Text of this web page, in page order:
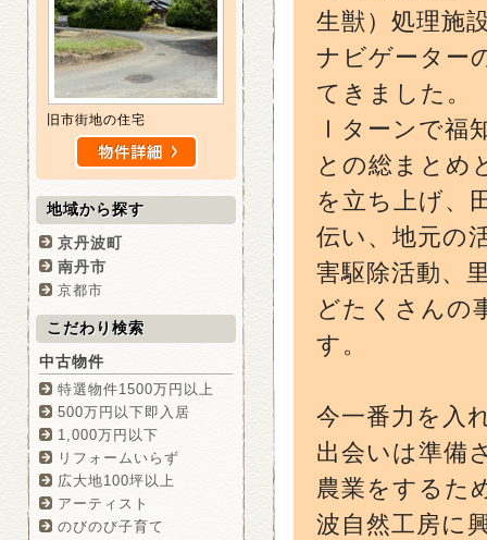
生獣）処理施
ナビゲーター
てきました。
Ⅰターンで福
との総まとめ
を立ち上げ、
伝い、地元の
害駆除活動、
どたくさんの
す。
今一番力を入
出会いは準備
農業をするた
波自然工房に
旧市街地の住宅
地域から探す
京丹波町
南丹市
京都市
こだわり検索
中古物件
特選物件1500万円以上
500万円以下即入居
1,000万円以下
リフォームいらず
広大地100坪以上
アーティスト
のびのび子育て